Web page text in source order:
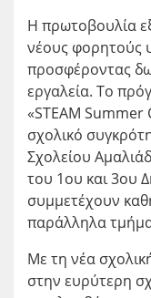
Η πρωτοβουλία
νέους φορητούς
προσφέροντας
εργαλεία. Το
«STEAM Summer
σχολικό
Σχολείου
του 1ου και 3ου
συμμετέχουν
παράλληλα
Με τη νέα
στην ευρύτερη